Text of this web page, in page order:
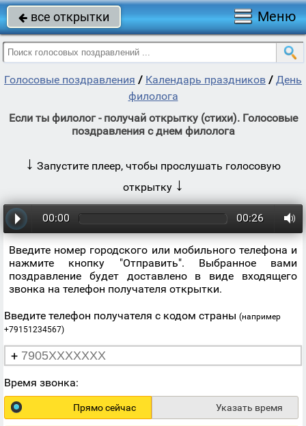
 все открытки Меню
Голосовые поздравления / Календарь праздников / День
филолога
Если ты филолог - получай открытку (стихи). Голосовые
поздравления с днем филолога
↓ Запустите плеер, чтобы прослушать голосовую
открытку ↓
00:00 00:26
Введите номер городского или мобильного телефона и
нажмите кнопку "Отправить". Выбранное вами
поздравление будет доставлено в виде входящего
звонка на телефон получателя открытки.
Введите телефон получателя с кодом страны (например
+79151234567)
+
Время звонка:
Прямо сейчас Указать время